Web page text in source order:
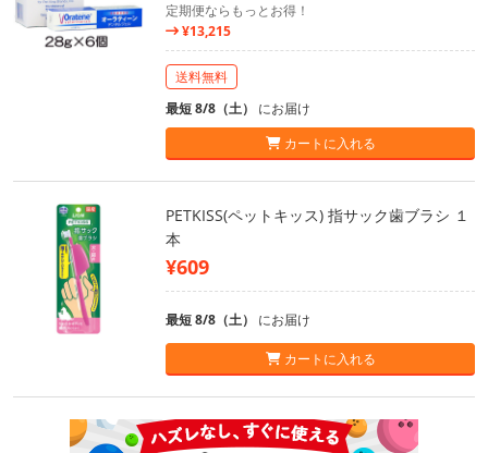
定期便ならもっとお得！
¥13,215
送料無料
最短 8/8（土） にお届け
カートに入れる
PETKISS(ペットキッス) 指サック歯ブラシ １
本
¥609
最短 8/8（土） にお届け
カートに入れる